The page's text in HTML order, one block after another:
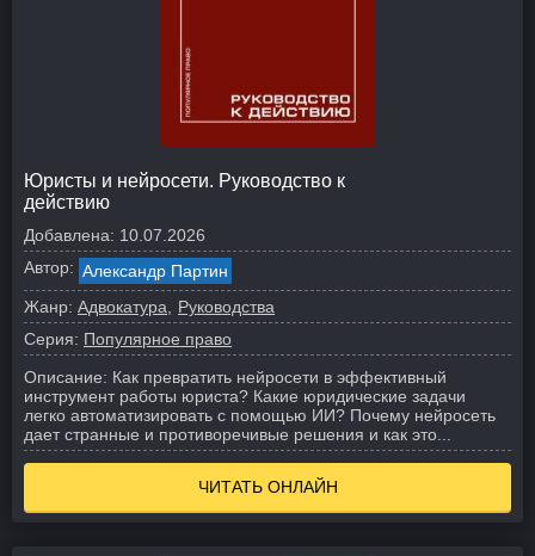
Юристы и нейросети. Руководство к
действию
Добавлена: 10.07.2026
Автор: Александр Партин
Жанр: Адвокатура
Руководства
Серия: Популярное право
Описание: Как превратить нейросети в эффективный
инструмент работы юриста? Какие юридические задачи
легко автоматизировать с помощью ИИ? Почему нейросеть
дает странные и противоречивые решения и как это...
ЧИТАТЬ ОНЛАЙН